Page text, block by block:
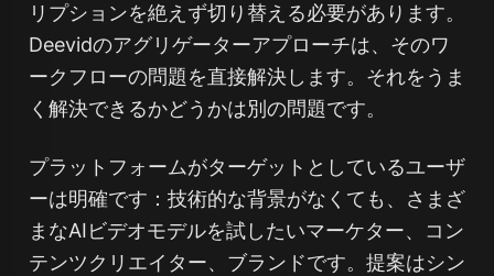
リプションを絶えず切り替える必要があります。
Deevidのアグリゲーターアプローチは、そのワ
ークフローの問題を直接解決します。それをうま
く解決できるかどうかは別の問題です。
プラットフォームがターゲットとしているユーザ
ーは明確です：技術的な背景がなくても、さまざ
まなAIビデオモデルを試したいマーケター、コン
テンツクリエイター、ブランドです。提案はシン